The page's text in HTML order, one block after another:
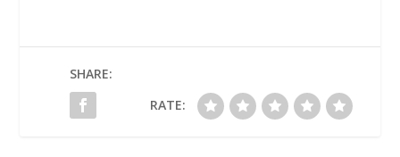
SHARE:
RATE: